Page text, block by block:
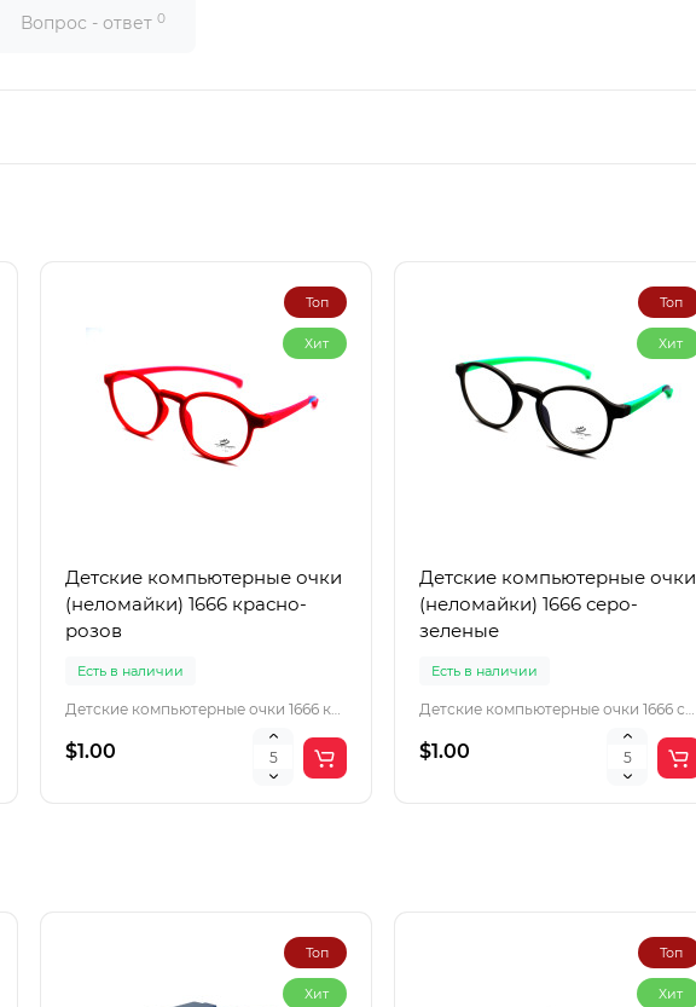
Вопрос - ответ 0
Топ
Хит
Детские компьютерные очки
(неломайки) 1666 красно-
розов
Есть в наличии
Детские компьютерные очки 1666 красно-розов
$1.00
Топ
Хит
Детские компьютерные очки
(неломайки) 1666 серо-
зеленые
Есть в наличии
Детские компьютерные очки 1666 серо-зеленые
$1.00
Топ
Хит
Топ
Хит